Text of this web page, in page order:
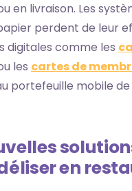
en livraison. Les
perdent de leur
digitales comme les
les cartes de
portefeuille mobile de
en